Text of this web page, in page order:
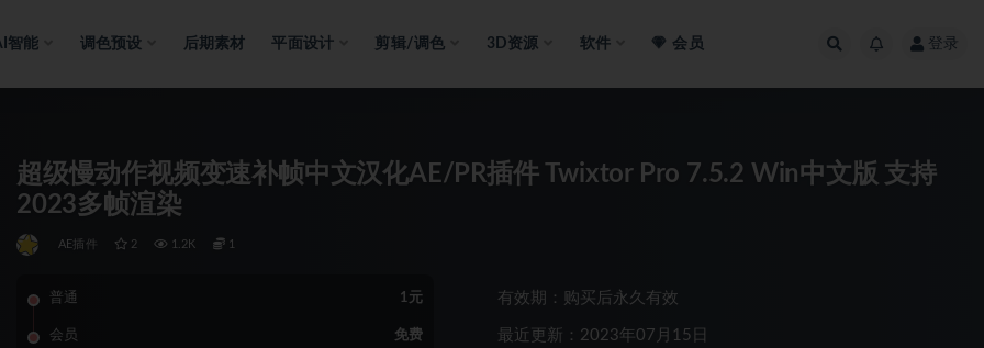
智能 调色预设 后期素材 平面设计 剪辑/调色 3D资源 软件 会员 登录
超级慢动作视频变速补帧中文汉化AE/PR插件 Twixtor Pro 7.5.2 Win中文版 支持
2023多帧渲染
AE插件 2 1.2K 1
普通 1元
会员 免费
有效期：购买后永久有效
最近更新：2023年07月15日